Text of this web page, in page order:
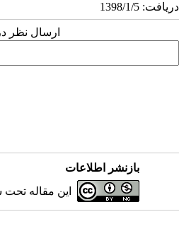
دریافت: 1398/1/5
ارسال نظر
بازنشر اطلاعات
این مقاله